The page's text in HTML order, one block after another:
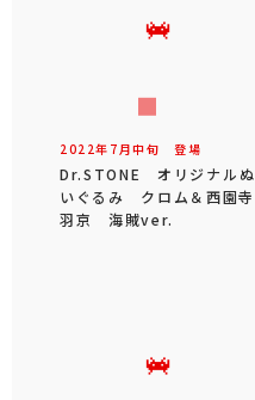
2022年 7 月中旬 登場
Dr.STONE オリジナルぬ
いぐるみ クロム＆西園寺
羽京 海賊ver.